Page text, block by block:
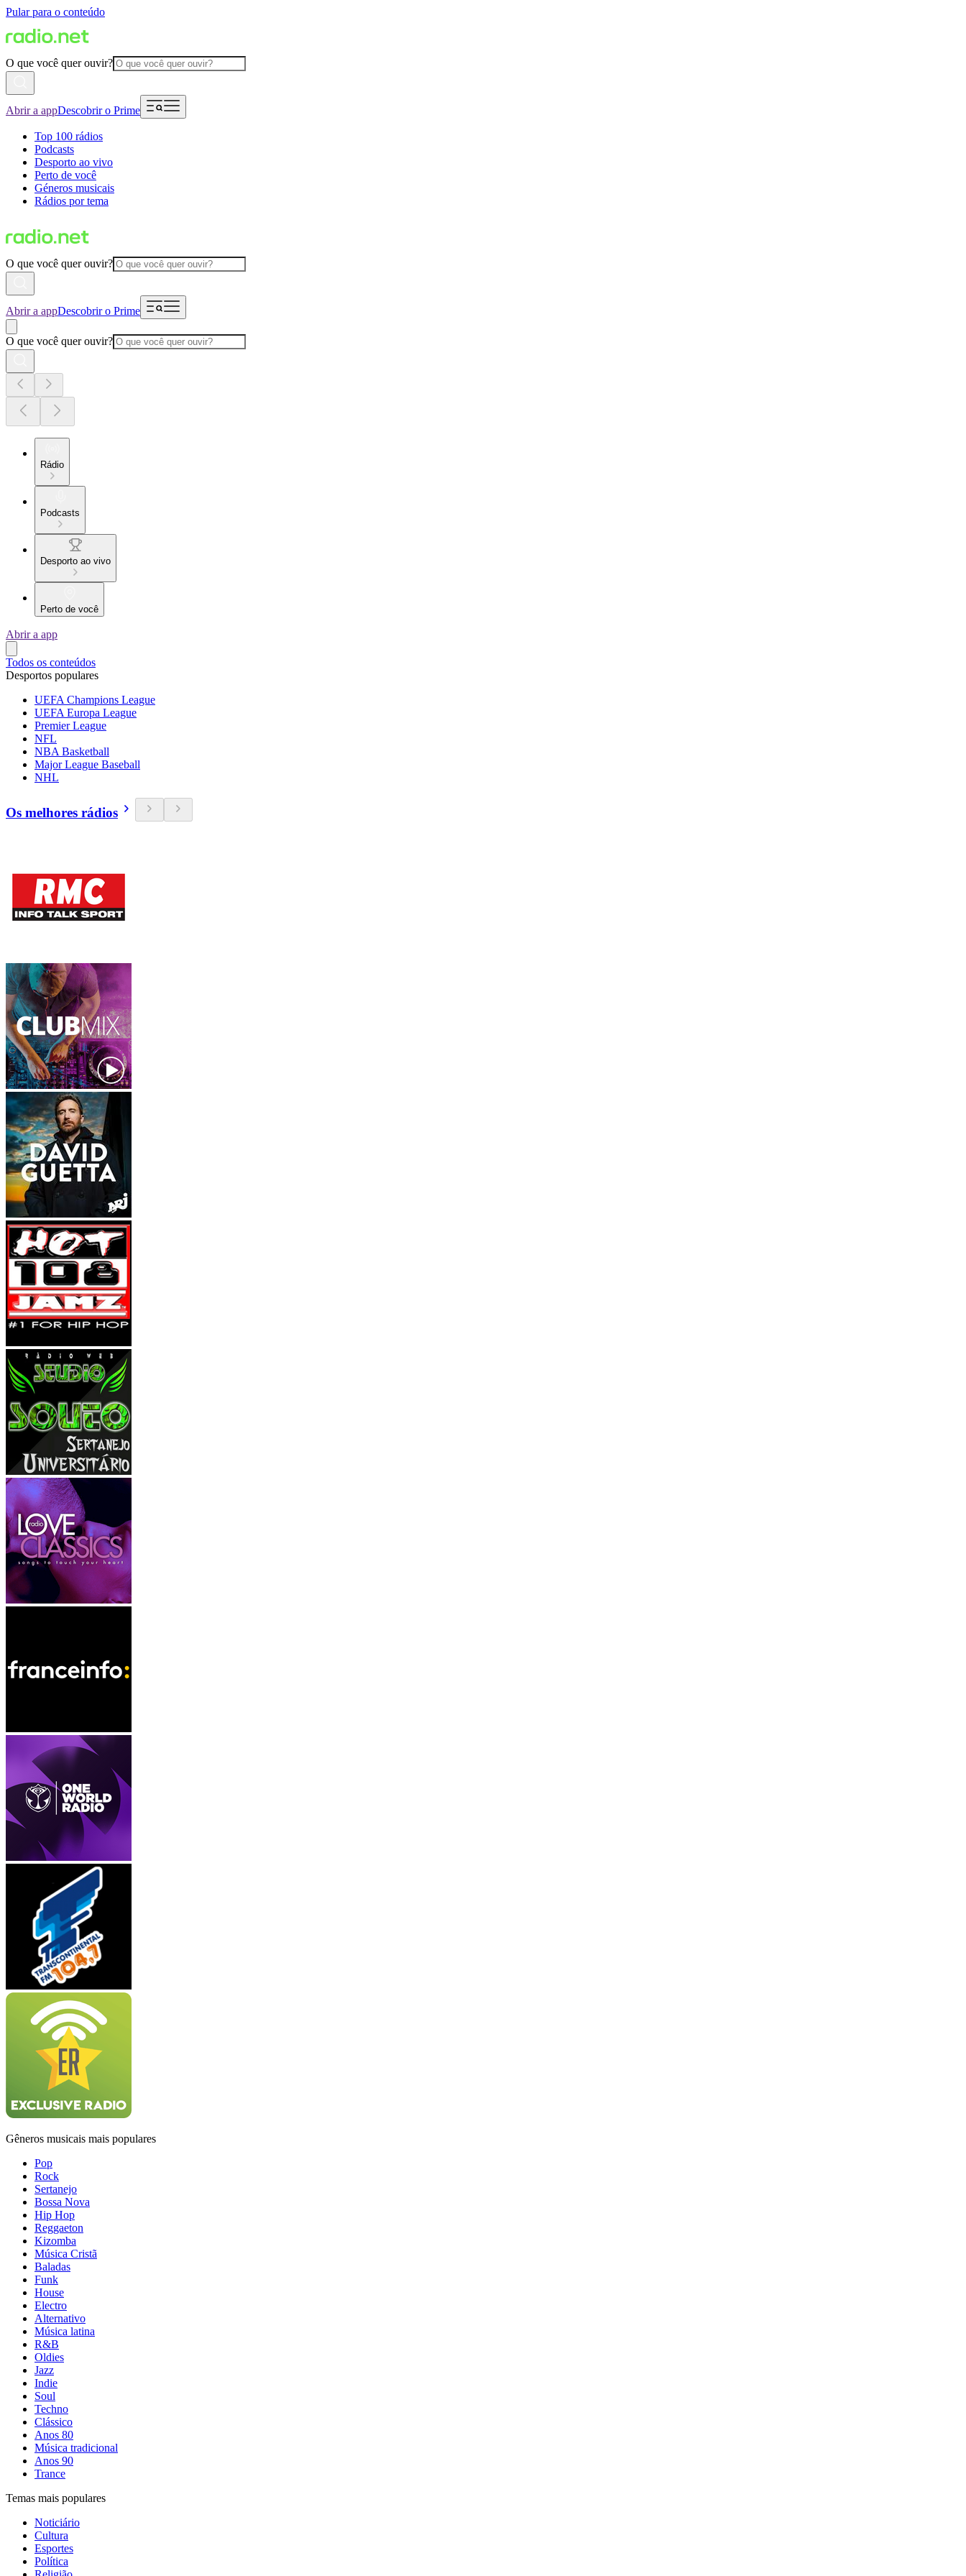
Pular para o conteúdo
O que você quer ouvir?
Abrir a appDescobrir o Prime
Top 100 rádios
Podcasts
Desporto ao vivo
Perto de você
Géneros musicais
Rádios por tema
O que você quer ouvir?
Abrir a appDescobrir o Prime
O que você quer ouvir?
Rádio
Podcasts
Desporto ao vivo
Perto de você
Abrir a app
Todos os conteúdos
Desportos populares
UEFA Champions League
UEFA Europa League
Premier League
NFL
NBA Basketball
Major League Baseball
NHL
Os melhores rádios
Gêneros musicais mais populares
Pop
Rock
Sertanejo
Bossa Nova
Hip Hop
Reggaeton
Kizomba
Música Cristã
Baladas
Funk
House
Electro
Alternativo
Música latina
R&B
Oldies
Jazz
Indie
Soul
Techno
Clássico
Anos 80
Música tradicional
Anos 90
Trance
Temas mais populares
Noticiário
Cultura
Esportes
Política